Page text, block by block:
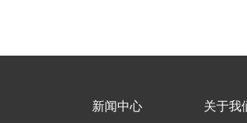
新闻中心 关于我